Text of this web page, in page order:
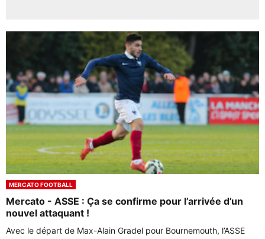
MERCATO FOOTBALL
Mercato - ASSE : Ça se confirme pour l’arrivée d’un
nouvel attaquant !
Avec le départ de Max-Alain Gradel pour Bournemouth, l’ASSE